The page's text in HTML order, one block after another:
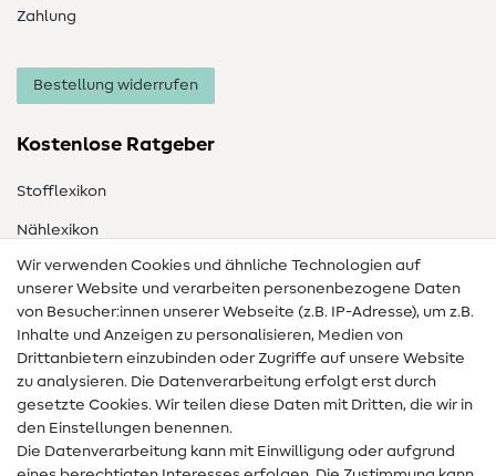
Zahlung
Bestellung widerrufen
Kostenlose Ratgeber
Stofflexikon
Nählexikon
Nähanleitungen
Hilfe & Kontakt
Kontakt
Infos zum Betreiberwechsel
Wir verwenden Cookies und ähnliche Technologien auf
unserer Website und verarbeiten personenbezogene Daten
von Besucher:innen unserer Webseite (z.B. IP-Adresse), um z.B.
Inhalte und Anzeigen zu personalisieren, Medien von
Drittanbietern einzubinden oder Zugriffe auf unsere Website
zu analysieren. Die Datenverarbeitung erfolgt erst durch
gesetzte Cookies. Wir teilen diese Daten mit Dritten, die wir in
den Einstellungen benennen.
Die Datenverarbeitung kann mit Einwilligung oder aufgrund